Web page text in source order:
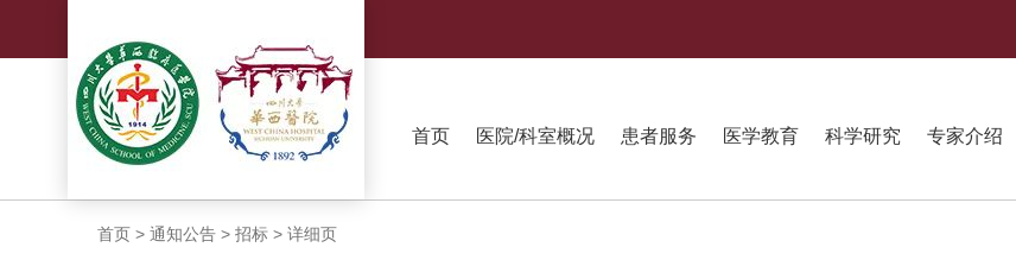
首页 医院/科室概况 患者服务 医学教育 科学研究 专家介绍
首页 > 通知公告 > 招标 > 详细页